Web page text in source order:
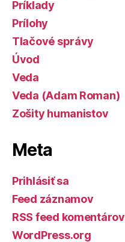
Príklady
Prílohy
Tlačové správy
Úvod
Veda
Veda (Adam Roman)
Zošity humanistov
Meta
Prihlásiť sa
Feed záznamov
RSS feed komentárov
WordPress.org